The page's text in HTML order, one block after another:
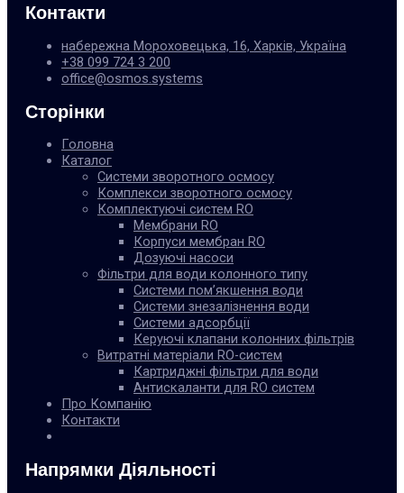
Контакти
набережна Мороховецька, 16, Харків, Україна
+38 099 724 3 200
office@osmos.systems
Сторінки
Головна
Каталог
Системи зворотного осмосу
Комплекси зворотного осмосу
Комплектуючі систем RO
Мембрани RO
Корпуси мембран RO
Дозуючі насоси
Фільтри для води колонного типу
Системи пом’якшення води
Системи знезалізнення води
Системи адсорбції
Керуючі клапани колонних фільтрів
Витратні матеріали RO-систем
Картриджні фільтри для води
Антискаланти для RO систем
Про Компанію
Контакти
Напрямки Діяльності